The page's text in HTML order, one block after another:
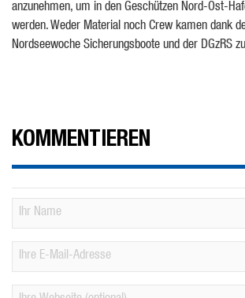
anzunehmen, um in den Geschützen Nord-Ost-
werden. Weder Material noch Crew kamen dank
Nordseewoche Sicherungsboote und der DGzRS
KOMMENTIEREN